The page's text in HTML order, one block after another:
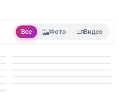
Все Фото Видео